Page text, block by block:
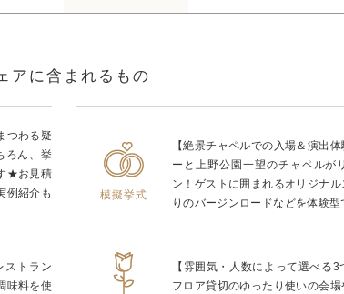
アに含まれるもの
つわる疑
ろん、挙
★お見積
例紹介も
模擬挙式
【絶景チャペルでの入場＆演出
ーと上野公園一望のチャペルが
ン！ゲストに囲まれるオリジナ
りのバージンロードなどを体験型
ストラン
味料を使
【雰囲気・人数によって選べる3
フロア貸切のゆったり使いの会